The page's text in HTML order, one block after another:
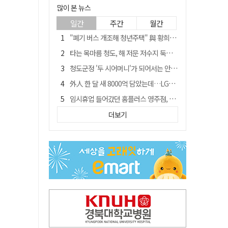
많이 본 뉴스
일간 주간 월간
"폐기 버스 개조해 청년주택" 與 황희…'딸 학비는 年 4200만원'
타는 목마름 청도, 해 저문 저수지 둑에 군수가 서 있었다
청도군정 '두 시어머니'가 되어서는 안된다
外人 한 달 새 8000억 담았는데…LG이노텍 목표주가는 왜 엇갈릴까
임시휴업 들어갔던 홈플러스 영주점, 7일 영업 재개…지하 1층만 운영
신세계사이먼, 대구 아울렛 토지매매 계약 체결… 사업 본궤도
이의준 전 경북도 새마을봉사과장, 제28대 울릉군 부군수 취임
"상법개정해도 주주가 '봉'"…하이닉스 솔리다임 상장설에 술렁[개미와글와글]
전북 경찰 간부 '女교사 몰카' 아들 폰 부수고…"처벌 못하는 사안" 내부망에 글
더보기